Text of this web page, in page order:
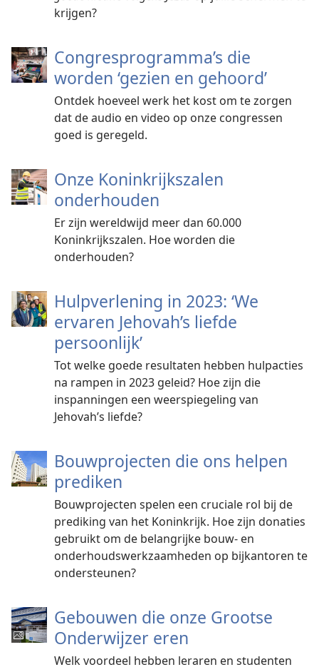
krijgen?
Congresprogramma’s die
worden ‘gezien en gehoord’
Ontdek hoeveel werk het kost om te zorgen
dat de audio en video op onze congressen
goed is geregeld.
Onze Koninkrijkszalen
onderhouden
Er zijn wereldwijd meer dan 60.000
Koninkrijkszalen. Hoe worden die
onderhouden?
Hulpverlening in 2023: ‘We
ervaren Jehovah’s liefde
persoonlijk’
Tot welke goede resultaten hebben hulpacties
na rampen in 2023 geleid? Hoe zijn die
inspanningen een weerspiegeling van
Jehovah’s liefde?
Bouwprojecten die ons helpen
prediken
Bouwprojecten spelen een cruciale rol bij de
prediking van het Koninkrijk. Hoe zijn donaties
gebruikt om de belangrijke bouw- en
onderhoudswerkzaamheden op bijkantoren te
ondersteunen?
Gebouwen die onze Grootse
Onderwijzer eren
Welk voordeel hebben leraren en studenten